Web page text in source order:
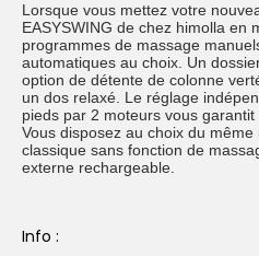
Lorsque vous mettez votre
EASYSWING de chez himolla en
programmes de massage
automatiques au choix. Un
option de détente de colonne
un dos relaxé. Le réglage
pieds par 2 moteurs vous
Vous disposez au choix du
classique sans fonction de
externe rechargeable.
Info :